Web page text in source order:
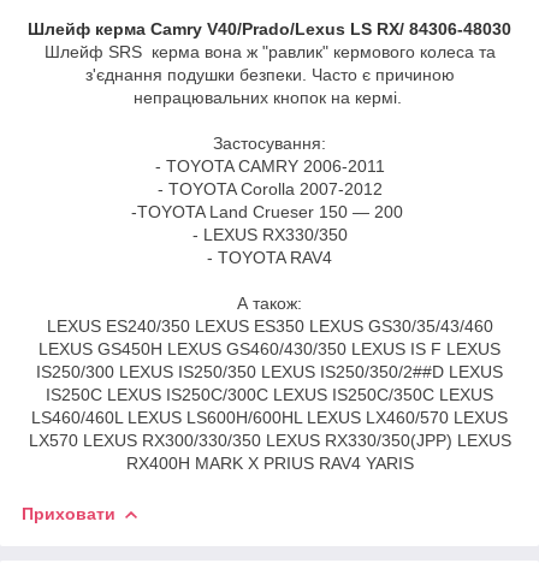
Шлейф керма Camry V40/Prado/Lexus LS RX/ 84306-48030
Шлейф SRS керма вона ж "равлик" кермового колеса та
з'єднання подушки безпеки. Часто є причиною
непрацювальних кнопок на кермі.
Застосування:
- TOYOTA CAMRY 2006-2011
- TOYOTA Corolla 2007-2012
-TOYOTA Land Crueser 150 ― 200
- LEXUS RX330/350
- TOYOTA RAV4
А також:
LEXUS ES240/350 LEXUS ES350 LEXUS GS30/35/43/460
LEXUS GS450H LEXUS GS460/430/350 LEXUS IS F LEXUS
IS250/300 LEXUS IS250/350 LEXUS IS250/350/2##D LEXUS
IS250C LEXUS IS250C/300C LEXUS IS250C/350C LEXUS
LS460/460L LEXUS LS600H/600HL LEXUS LX460/570 LEXUS
LX570 LEXUS RX300/330/350 LEXUS RX330/350(JPP) LEXUS
RX400H MARK X PRIUS RAV4 YARIS
Приховати